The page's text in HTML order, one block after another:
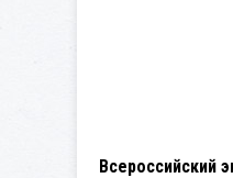
Всероссийский